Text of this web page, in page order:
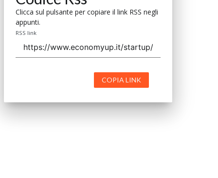
Clicca sul pulsante per copiare il link RSS negli
appunti.
RSS link
COPIA LINK